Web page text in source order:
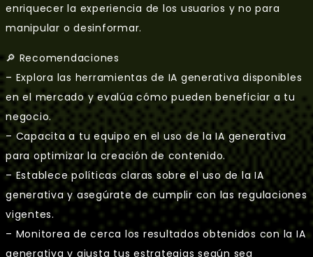
enriquecer la experiencia de los usuarios y no para
manipular o desinformar.
🔎 Recomendaciones
– Explora las herramientas de IA generativa disponibles
en el mercado y evalúa cómo pueden beneficiar a tu
negocio.
– Capacita a tu equipo en el uso de la IA generativa
para optimizar la creación de contenido.
– Establece políticas claras sobre el uso de la IA
generativa y asegúrate de cumplir con las regulaciones
vigentes.
– Monitorea de cerca los resultados obtenidos con la IA
generativa y ajusta tus estrategias según sea